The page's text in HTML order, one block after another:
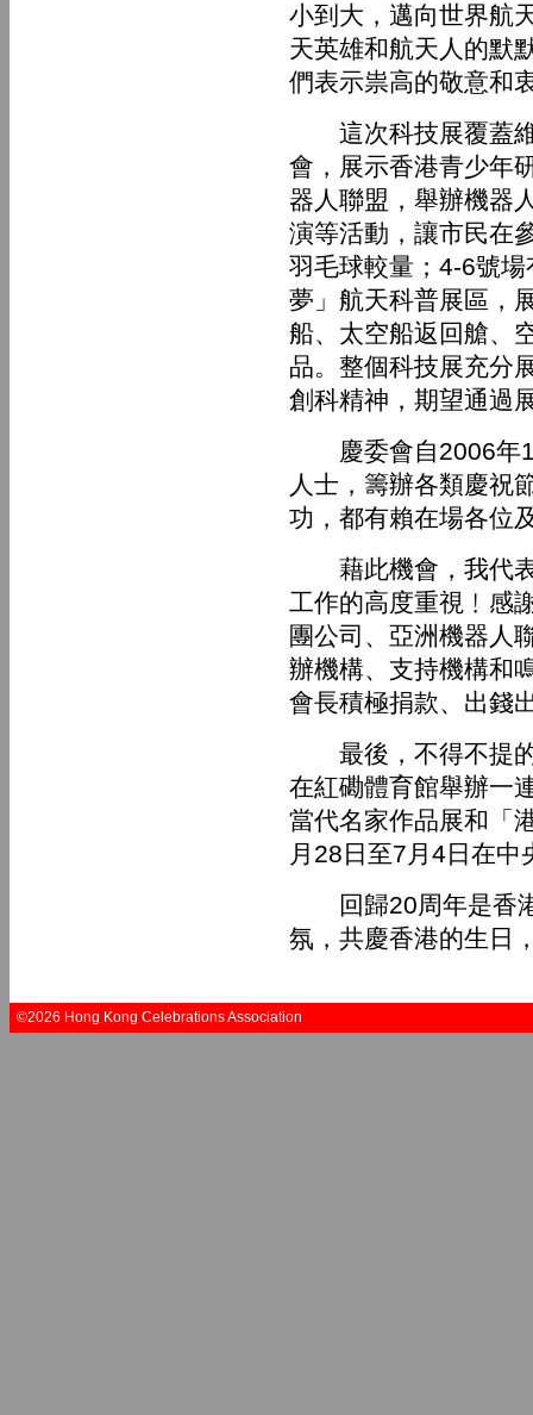
小到大，邁向世界航
天英雄和航天人的默
們表示祟高的敬意和
這次科技展覆蓋維
會，展示香港青少年
器人聯盟，舉辦機器
演等活動，讓市民在
羽毛球較量；4-6號
夢」航天科普展區，
船、太空船返回艙、
品。整個科技展充分
創科精神，期望通過
慶委會自2006年
人士，籌辦各類慶祝
功，都有賴在場各位
藉此機會，我代表
工作的高度重視﹗感
團公司、亞洲機器人
辦機構、支持機構和
會長積極捐款、出錢
最後，不得不提的
在紅磡體育館舉辦一
當代名家作品展和「
月28日至7月4日在中
回歸20周年是香港
氛，共慶香港的生日
©2026 Hong Kong Celebrations Association